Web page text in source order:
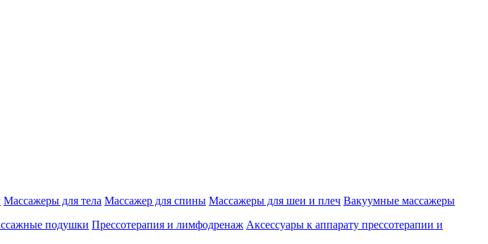
Массажеры для тела Массажер для спины Массажеры для шеи и плеч Вакуумные массажеры
подушки Прессотерапия и лимфодренаж Аксессуары к аппарату прессотерапии и